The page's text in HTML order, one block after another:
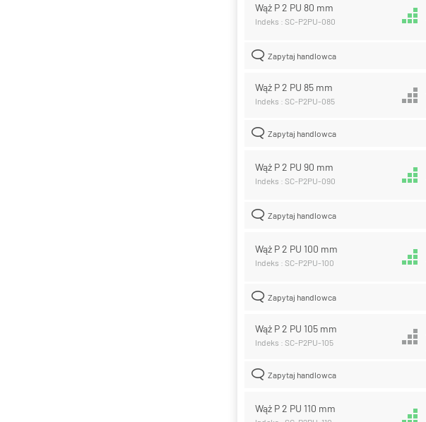
Wąż P 2 PU 80 mm
Indeks : SC-P2PU-080
Zapytaj handlowca
Wąż P 2 PU 85 mm
Indeks : SC-P2PU-085
Zapytaj handlowca
Wąż P 2 PU 90 mm
Indeks : SC-P2PU-090
Zapytaj handlowca
Wąż P 2 PU 100 mm
Indeks : SC-P2PU-100
Zapytaj handlowca
Wąż P 2 PU 105 mm
Indeks : SC-P2PU-105
Zapytaj handlowca
Wąż P 2 PU 110 mm